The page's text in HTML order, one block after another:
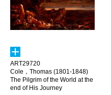
ART29720
Cole，Thomas (1801-1848)
The Pilgrim of the World at the
end of His Journey